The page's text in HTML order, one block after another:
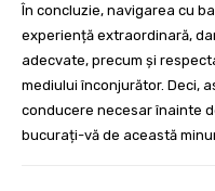
În concluzie, navigarea cu
experiență extraordinară,
adecvate, precum și
mediului înconjurător. Deci,
conducere necesar înainte
bucurați-vă de această